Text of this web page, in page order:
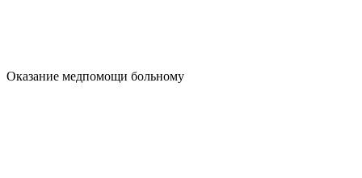
Оказание медпомощи больному